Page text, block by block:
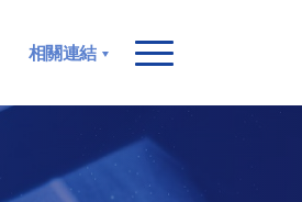
相關連結